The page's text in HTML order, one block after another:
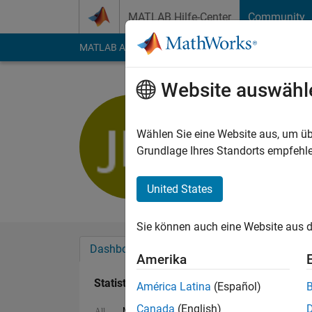
MATLAB Hilfe-Center Community
MATLAB Answers File Exchange Cody
Last seen: 9 Monate
Followers:1
Dashboard
Statistik
Website
Wählen Sie eine Website aus, um
Grundlage Ihres Standorts
United States
Sie können auch eine Website aus
Amerika
América Latina (Español)
Canada (English)